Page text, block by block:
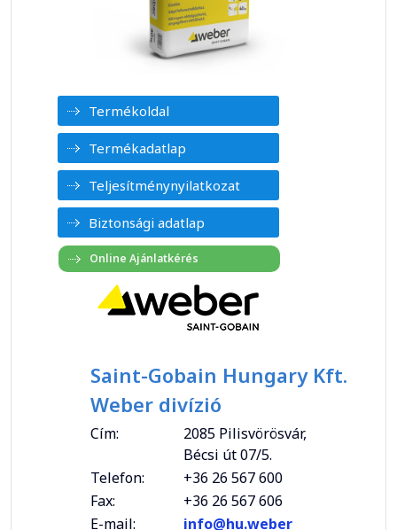
Termékoldal
Termékadatlap
Teljesítménynyilatkozat
Biztonsági adatlap
Saint-Gobain Hungary Kft.
Weber divízió
Cím:
2085 Pilisvörösvár,
Bécsi út 07/5.
Telefon:
+36 26 567 600
Fax:
+36 26 567 606
E-mail:
info@hu.weber